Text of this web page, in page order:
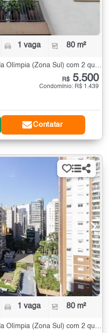
1 vaga 80 m²
R$ 5.500
Condomínio: R$ 1.439
Contatar
1 vaga 80 m²
Apartamento para Alugar na Vila Olímpia (Zona Sul) com 2 quartos - 80 m²